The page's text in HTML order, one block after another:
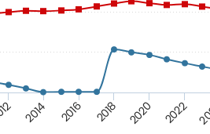
2014 2016 2018 2020 2022